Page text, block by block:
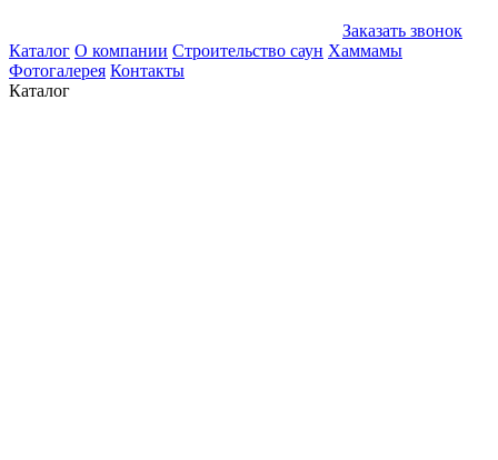
Заказать звонок
Каталог О компании Строительство саун Хаммамы
Фотогалерея Контакты
Каталог